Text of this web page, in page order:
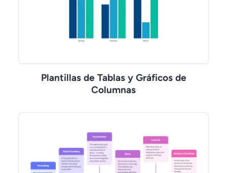
Plantillas de Tablas y Gráficos de
Columnas